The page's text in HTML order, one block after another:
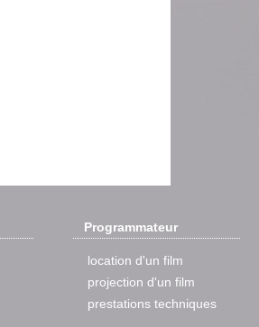
Programmateur
location d'un film
projection d'un film
prestations techniques